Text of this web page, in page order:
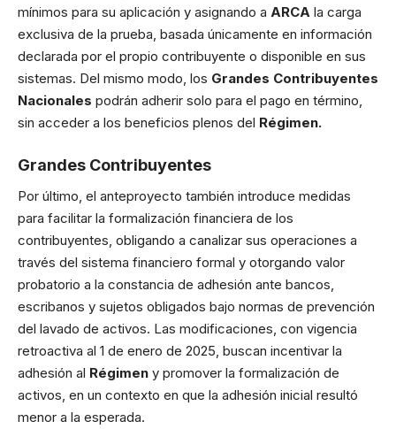
mínimos para su aplicación y asignando a ARCA la carga
exclusiva de la prueba, basada únicamente en información
declarada por el propio contribuyente o disponible en sus
sistemas. Del mismo modo, los Grandes Contribuyentes
Nacionales podrán adherir solo para el pago en término,
sin acceder a los beneficios plenos del Régimen.
Grandes Contribuyentes
Por último, el anteproyecto también introduce medidas
para facilitar la formalización financiera de los
contribuyentes, obligando a canalizar sus operaciones a
través del sistema financiero formal y otorgando valor
probatorio a la constancia de adhesión ante bancos,
escribanos y sujetos obligados bajo normas de prevención
del lavado de activos. Las modificaciones, con vigencia
retroactiva al 1 de enero de 2025, buscan incentivar la
adhesión al Régimen y promover la formalización de
activos, en un contexto en que la adhesión inicial resultó
menor a la esperada.